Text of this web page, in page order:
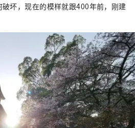
坏，现在的模样就跟400年前，刚建